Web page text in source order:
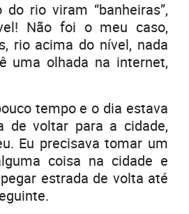
rio viram “banheiras”,
Não foi o meu caso,
rio acima do nível, nada
uma olhada na internet,
tempo e o dia estava
de voltar para a cidade,
Eu precisava tomar um
coisa na cidade e
estrada de volta até